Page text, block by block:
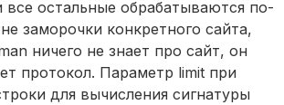
все остальные обрабатываются по-
заморочки конкретного сайта,
ничего не знает про сайт, он
протокол. Параметр limit при
для вычисления сигнатуры